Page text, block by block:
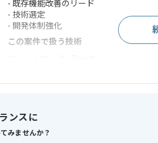
- 既存機能改善のリード
- 技術選定
- 開発体制強化
この案件で扱う技術
・Rubyの開発経験3年以上
・Reactの開発経験2年以上
ンスに
みませんか？